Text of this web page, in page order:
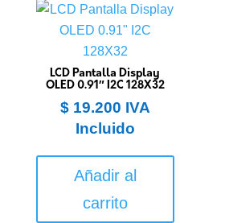
LCD Pantalla Display
OLED 0.91″ I2C 128X32
$19.200 IVA
Incluido
Añadir al
carrito